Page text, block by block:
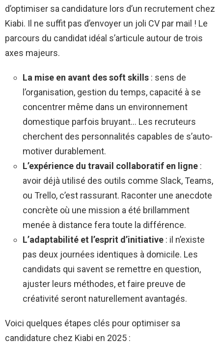
d’optimiser sa candidature lors d’un recrutement chez
Kiabi. Il ne suffit pas d’envoyer un joli CV par mail ! Le
parcours du candidat idéal s’articule autour de trois
axes majeurs.
La mise en avant des soft skills : sens de
l’organisation, gestion du temps, capacité à se
concentrer même dans un environnement
domestique parfois bruyant… Les recruteurs
cherchent des personnalités capables de s’auto-
motiver durablement.
L’expérience du travail collaboratif en ligne :
avoir déjà utilisé des outils comme Slack, Teams,
ou Trello, c’est rassurant. Raconter une anecdote
concrète où une mission a été brillamment
menée à distance fera toute la différence.
L’adaptabilité et l’esprit d’initiative : il n’existe
pas deux journées identiques à domicile. Les
candidats qui savent se remettre en question,
ajuster leurs méthodes, et faire preuve de
créativité seront naturellement avantagés.
Voici quelques étapes clés pour optimiser sa
candidature chez Kiabi en 2025 :